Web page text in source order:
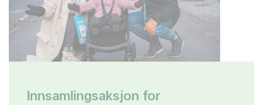
Innsamlingsaksjon for